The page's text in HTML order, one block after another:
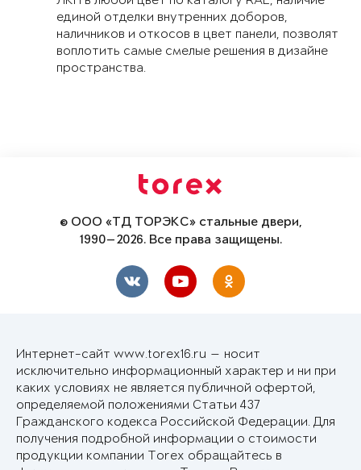
единой отделки внутренних доборов,
наличников и откосов в цвет панели, позволят
воплотить самые смелые решения в дизайне
пространства.
© ООО «ТД ТОРЭКС» стальные двери,
1990—2026. Все права защищены.
Интернет-сайт www.torex16.ru — носит
исключительно информационный характер и ни при
каких условиях не является публичной офертой,
определяемой положениями Статьи 437
Гражданского кодекса Российской Федерации. Для
получения подробной информации о стоимости
продукции компании Torex обращайтесь в